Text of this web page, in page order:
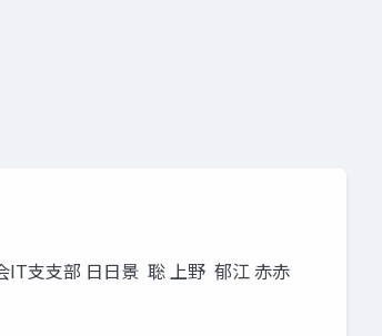
IT⽀支部 ⽇日景 聡 上野 郁江 ⾚赤